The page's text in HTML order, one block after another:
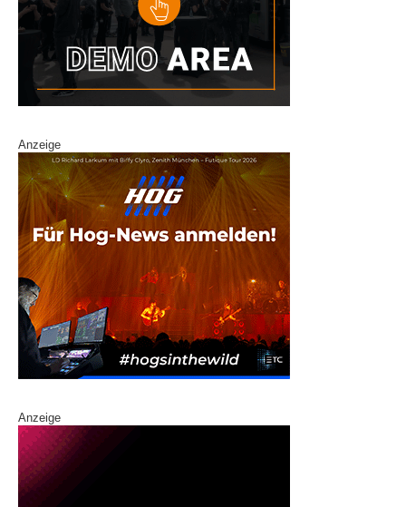
Anzeige
Anzeige